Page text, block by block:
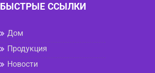
БЫСТРЫЕ ССЫЛКИ
Дом
Продукция
Новости